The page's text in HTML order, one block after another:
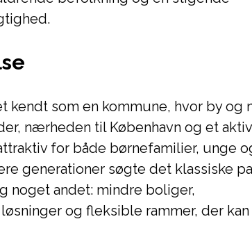
som en kommune, hvor by og
nærheden til København og et
for både børnefamilier, unge
generationer søgte det klassiske
noget andet: mindre boliger,
og fleksible rammer, der kan